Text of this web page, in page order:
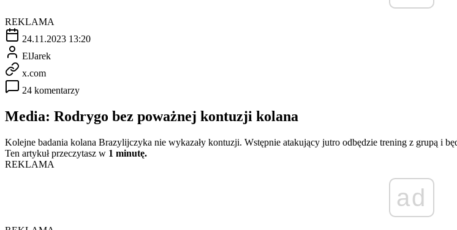
REKLAMA
24.11.2023 13:20
ElJarek
x.com
24 komentarzy
Media: Rodrygo bez poważnej kontuzji kolana
Kolejne badania kolana Brazylijczyka nie wykazały kontuzji. Wstępnie atakujący jutro odbędzie trening z grupą i
Ten artykuł przeczytasz w 1 minutę.
REKLAMA
ad